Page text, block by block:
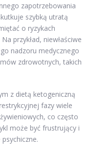
zapotrzebowania
szybką utratą
o ryzykach
przykład, niewłaściwe
nadzoru medycznego
zdrowotnych, takich
z dietą ketogeniczną
fazy wiele
co często
może być frustrujący i